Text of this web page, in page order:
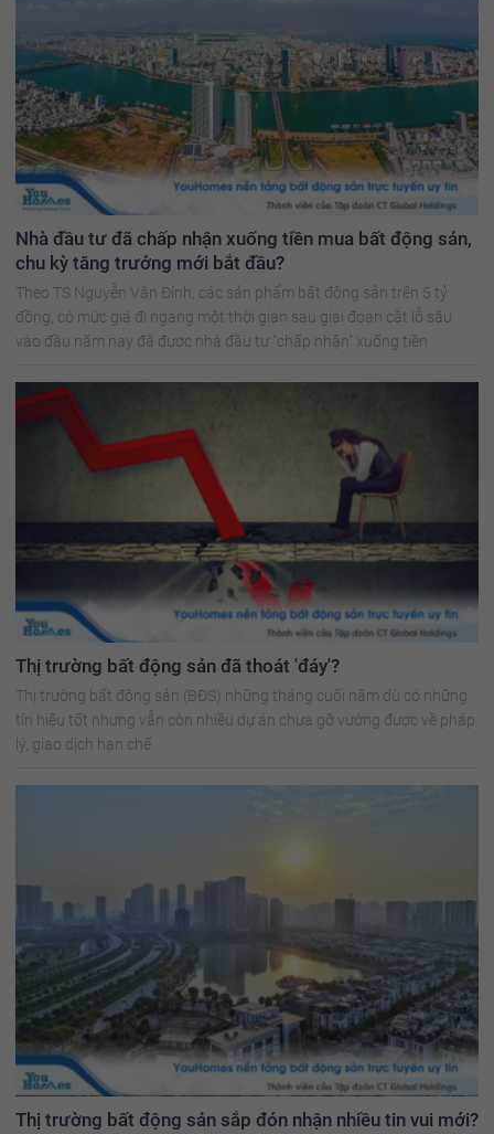
Nhà đầu tư đã chấp nhận xuống tiền mua bất động sản,
chu kỳ tăng trưởng mới bắt đầu?
Theo TS Nguyễn Văn Đính, các sản phẩm bất động sản trên 5 tỷ
đồng, có mức giá đi ngang một thời gian sau giai đoạn cắt lỗ sâu
vào đầu năm nay đã được nhà đầu tư "chấp nhận" xuống tiền
Thị trường bất động sản đã thoát 'đáy'?
Thị trường bất động sản (BĐS) những tháng cuối năm dù có những
tín hiệu tốt nhưng vẫn còn nhiều dự án chưa gỡ vướng được về pháp
lý, giao dịch hạn chế.
Thị trường bất động sản sắp đón nhận nhiều tin vui mới?